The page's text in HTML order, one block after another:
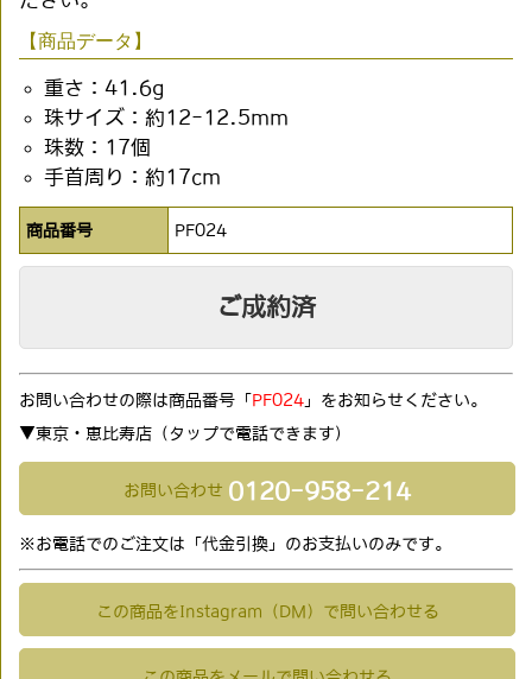
【商品データ】
重さ：41.6g
珠サイズ：約12-12.5mm
珠数：17個
手首周り：約17cm
商品番号 PF024
ご成約済
お問い合わせの際は商品番号「 PF024」をお知らせください。
▼東京・恵比寿店（タップで電話できます)
お問い合わせ 0120-958-214
※お電話でのご注文は「代金引換」のお支払いのみです。
この商品をInstagram（DM）で問い合わせる